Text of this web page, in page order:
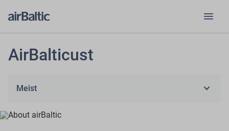
menu
AirBalticust
Meist expand_more